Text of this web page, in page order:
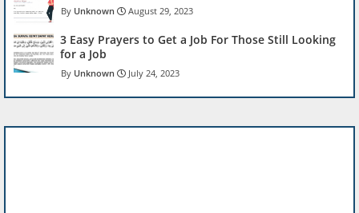
Unknown August 29, 2023
3 Easy Prayers to Get a Job For Those Still Looking
for a Job
Unknown July 24, 2023